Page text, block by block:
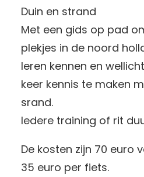
Duin en strand
Met een gids op pad
plekjes in de noord
leren kennen en
keer kennis te maken
srand.
Iedere training of rit
De kosten zijn 70 euro
35 euro per fiets.